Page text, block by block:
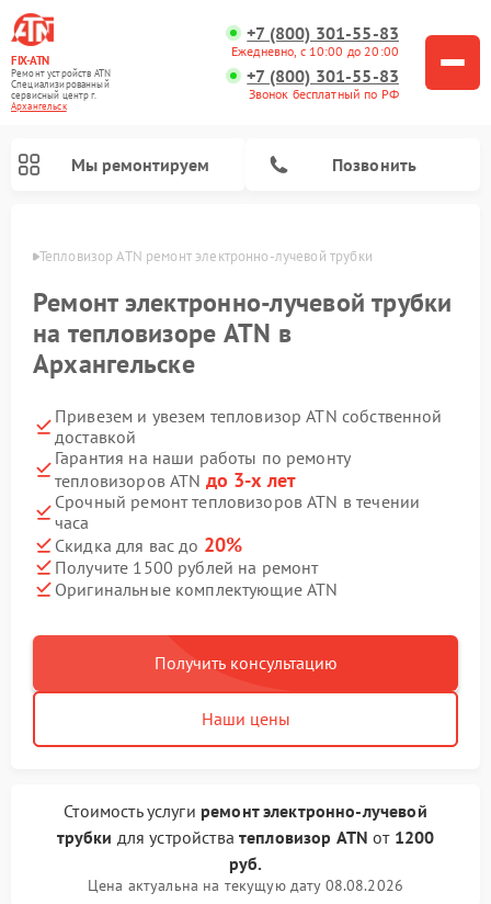
FIX-ATN
Ремонт устройств ATN
Специализированный
cервисный центр г.
Архангельск
+7 (800) 301-55-83
Ежедневно, с 10:00 до 20:00
+7 (800) 301-55-83
Звонок бесплатный по РФ
Мы ремонтируем Позвонить
Тепловизор ATN ремонт электронно-лучевой трубки
Ремонт электронно-лучевой трубки
на тепловизоре ATN в
Архангельске
Привезем и увезем тепловизор ATN собственной
доставкой
Гарантия на наши работы по ремонту
тепловизоров ATN до 3-х лет
Срочный ремонт тепловизоров ATN в течении
часа
Скидка для вас до 20%
Получите 1500 рублей на ремонт
Оригинальные комплектующие ATN
Получить консультацию
Наши цены
Стоимость услуги ремонт электронно-лучевой
трубки для устройства тепловизор ATN от 1200
руб.
Цена актуальна на текущую дату 08.08.2026